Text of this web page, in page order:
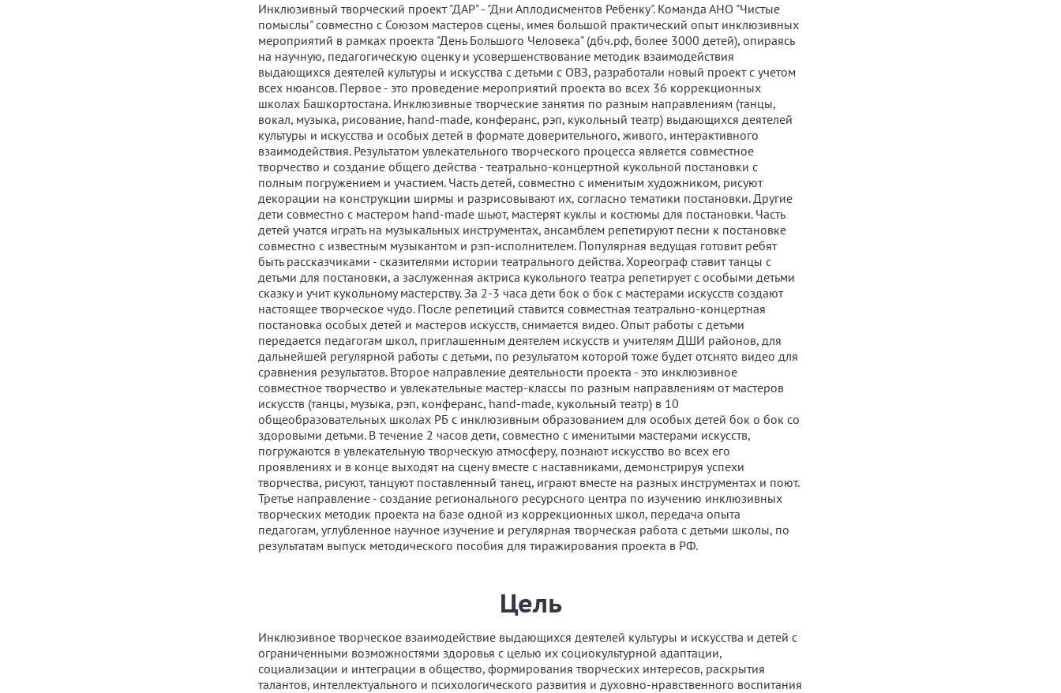
Инклюзивный творческий проект "ДАР" - "Дни Аплодисментов Ребенку". Команда АНО "Чистые
помыслы" совместно с Союзом мастеров сцены, имея большой практический опыт инклюзивных
мероприятий в рамках проекта "День Большого Человека" (дбч.рф, более 3000 детей), опираясь
на научную, педагогическую оценку и усовершенствование методик взаимодействия
выдающихся деятелей культуры и искусства с детьми с ОВЗ, разработали новый проект с учетом
всех нюансов. Первое - это проведение мероприятий проекта во всех 36 коррекционных
школах Башкортостана. Инклюзивные творческие занятия по разным направлениям (танцы,
вокал, музыка, рисование, hand-made, конферанс, рэп, кукольный театр) выдающихся деятелей
культуры и искусства и особых детей в формате доверительного, живого, интерактивного
взаимодействия. Результатом увлекательного творческого процесса является совместное
творчество и создание общего действа - театрально-концертной кукольной постановки с
полным погружением и участием. Часть детей, совместно с именитым художником, рисуют
декорации на конструкции ширмы и разрисовывают их, согласно тематики постановки. Другие
дети совместно с мастером hand-made шьют, мастерят куклы и костюмы для постановки. Часть
детей учатся играть на музыкальных инструментах, ансамблем репетируют песни к постановке
совместно с известным музыкантом и рэп-исполнителем. Популярная ведущая готовит ребят
быть рассказчиками - сказителями истории театрального действа. Хореограф ставит танцы с
детьми для постановки, а заслуженная актриса кукольного театра репетирует с особыми детьми
сказку и учит кукольному мастерству. За 2-3 часа дети бок о бок с мастерами искусств создают
настоящее творческое чудо. После репетиций ставится совместная театрально-концертная
постановка особых детей и мастеров искусств, снимается видео. Опыт работы с детьми
передается педагогам школ, приглашенным деятелем искусств и учителям ДШИ районов, для
дальнейшей регулярной работы с детьми, по результатом которой тоже будет отснято видео для
сравнения результатов. Второе направление деятельности проекта - это инклюзивное
совместное творчество и увлекательные мастер-классы по разным направлениям от мастеров
искусств (танцы, музыка, рэп, конферанс, hand-made, кукольный театр) в 10
общеобразовательных школах РБ с инклюзивным образованием для особых детей бок о бок со
здоровыми детьми. В течение 2 часов дети, совместно с именитыми мастерами искусств,
погружаются в увлекательную творческую атмосферу, познают искусство во всех его
проявлениях и в конце выходят на сцену вместе с наставниками, демонстрируя успехи
творчества, рисуют, танцуют поставленный танец, играют вместе на разных инструментах и поют.
Третье направление - создание регионального ресурсного центра по изучению инклюзивных
творческих методик проекта на базе одной из коррекционных школ, передача опыта
педагогам, углубленное научное изучение и регулярная творческая работа с детьми школы, по
результатам выпуск методического пособия для тиражирования проекта в РФ.
Цель
Инклюзивное творческое взаимодействие выдающихся деятелей культуры и искусства и детей с
ограниченными возможностями здоровья с целью их социокультурной адаптации,
социализации и интеграции в общество, формирования творческих интересов, раскрытия
талантов, интеллектуального и психологического развития и духовно-нравственного воспитания